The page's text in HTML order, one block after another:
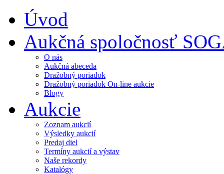
Úvod
Aukčná spoločnosť
O nás
Aukčná abeceda
Dražobný poriadok
Dražobný poriadok On-line aukcie
Blogy
Aukcie
Zoznam aukcií
Výsledky aukcií
Predaj diel
Termíny aukcií a výstav
Naše rekordy
Katalógy